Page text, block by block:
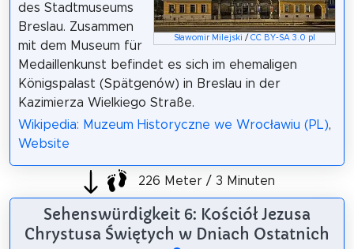
Sławomir Milejski /CC BY-SA 3.0 pl
des Stadtmuseums
Breslau. Zusammen
mit dem Museum für
Medaillenkunst befindet es sich im ehemaligen
Königspalast (Spätgenów) in Breslau in der
Kazimierza Wielkiego Straße.
Wikipedia: Muzeum Historyczne we Wrocławiu (PL),
Website
226 Meter / 3 Minuten
Sehenswürdigkeit 6: Kościół Jezusa
Chrystusa Świętych w Dniach Ostatnich